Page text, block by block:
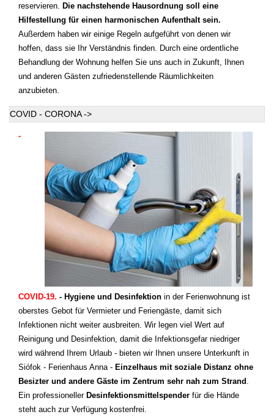
reservieren. Die nachstehende Hausordnung soll eine
Hilfestellung für einen harmonischen Aufenthalt sein.
Außerdem haben wir einige Regeln aufgeführt von denen wir
hoffen, dass sie Ihr Verständnis finden. Durch eine ordentliche
Behandlung der Wohnung helfen Sie uns auch in Zukunft, Ihnen
und anderen Gästen zufriedenstellende Räumlichkeiten
anzubieten.
COVID - CORONA ->
-
COVID-19. - Hygiene und Desinfektion in der Ferienwohnung ist
oberstes Gebot für Vermieter und Feriengäste, damit sich
Infektionen nicht weiter ausbreiten. Wir legen viel Wert auf
Reinigung und Desinfektion, damit die Infektionsgefar niedriger
wird während Ihrem Urlaub - bieten wir Ihnen unsere Unterkunft in
Siófok - Ferienhaus Anna - Einzelhaus mit soziale Distanz ohne
Besizter und andere Gäste im Zentrum sehr nah zum Strand
Ein professioneller Desinfektionsmittelspender für die Hände
steht auch zur Verfügung kostenfrei.